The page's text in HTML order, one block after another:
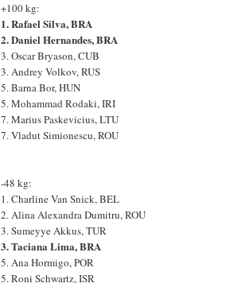
+100 kg:
1. Rafael Silva, BRA
2. Daniel Hernandes, BRA
3. Oscar Bryason, CUB
3. Andrey Volkov, RUS
5. Barna Bor, HUN
5. Mohammad Rodaki, IRI
7. Marius Paskevicius, LTU
7. Vladut Simionescu, ROU
-48 kg:
1. Charline Van Snick, BEL
2. Alina Alexandra Dumitru, ROU
3. Sumeyye Akkus, TUR
3. Taciana Lima, BRA
5. Ana Hormigo, POR
5. Roni Schwartz, ISR